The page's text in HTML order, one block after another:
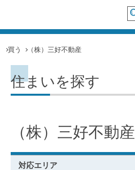
買う （株）三好不動産
住まいを探す
（株）三好不動産
対応エリア